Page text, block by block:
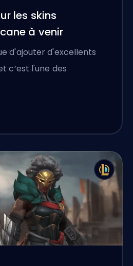
les skins
à venir
d'ajouter d'excellents
c’est l'une des